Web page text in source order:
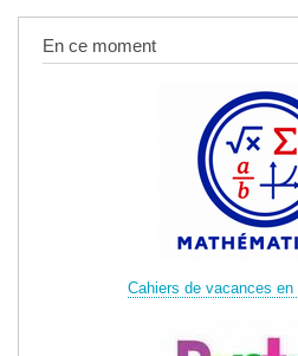
En ce moment
Cahiers de vacances en